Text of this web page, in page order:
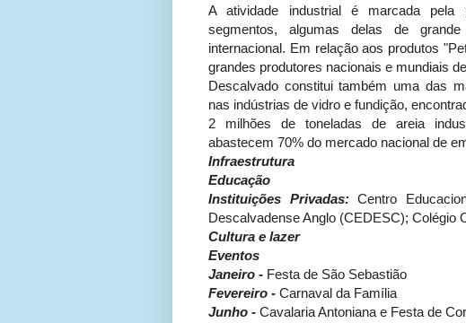
A atividade industrial é marcada
segmentos, algumas delas de
internacional. Em relação aos produtos
grandes produtores nacionais e mundiais
Descalvado constitui também uma das
nas indústrias de vidro e fundição,
2 milhões de toneladas de areia
abastecem 70% do mercado nacional de
Infraestrutura
Educação
Instituições Privadas: Centro
Descalvadense Anglo (CEDESC); Colégio
Cultura e lazer
Eventos
Janeiro - Festa de São Sebastião
Fevereiro - Carnaval da Família
Junho - Cavalaria Antoniana e Festa de